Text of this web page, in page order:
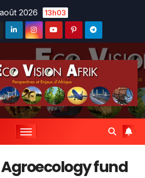
2026 13h03
Agroecology fund